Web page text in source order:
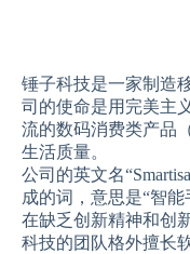
锤子科技是一家制造
司的使命是用完美主
流的数码消费类产品
生活质量。
公司的英文名
成的词，意思是“智能
在缺乏创新精神和创
科技的团队格外擅长